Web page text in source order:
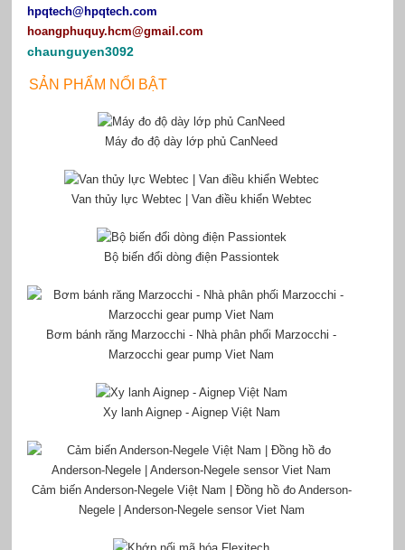
hpqtech@hpqtech.com
hoangphuquy.hcm@gmail.com
chaunguyen3092
SẢN PHẨM NỔI BẬT
Máy đo độ dày lớp phủ CanNeed
Van thủy lực Webtec | Van điều khiển Webtec
Bộ biến đổi dòng điện Passiontek
Bơm bánh răng Marzocchi - Nhà phân phối Marzocchi -
Marzocchi gear pump Viet Nam
Xy lanh Aignep - Aignep Việt Nam
Cảm biến Anderson-Negele Việt Nam | Đồng hồ đo Anderson-
Negele | Anderson-Negele sensor Viet Nam